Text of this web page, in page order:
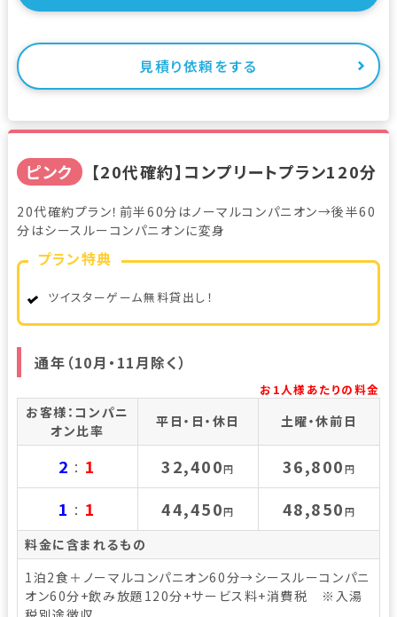
見積り依頼をする
ピンク 【20代確約】コンプリートプラン120分
20代確約プラン！前半60分はノーマルコンパニオン→後半60
分はシースルーコンパニオンに変身
プラン特典
ツイスターゲーム無料貸出し！
通年（10月・11月除く）
お1人様あたりの料金
お客様：コンパニ
オン比率
平日・日・休日 土曜・休前日
2 ： 1 32,400円 36,800円
1 ： 1 44,450円 48,850円
料金に含まれるもの
1泊2食＋ノーマルコンパニオン60分→シースルーコンパニ
オン60分+飲み放題120分+サービス料+消費税 ※入湯